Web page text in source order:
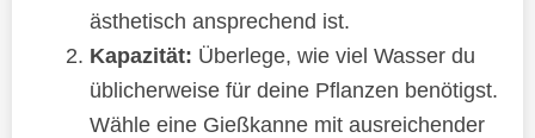
ästhetisch ansprechend ist.
Kapazität: Überlege, wie viel Wasser du
üblicherweise für deine Pflanzen benötigst.
Wähle eine Gießkanne mit ausreichender